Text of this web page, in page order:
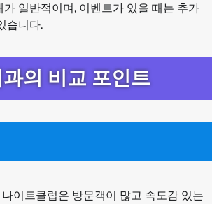
일반적이며, 이벤트가 있을 때는 추가
습니다.
의 비교 포인트
이트클럽은 방문객이 많고 속도감 있는